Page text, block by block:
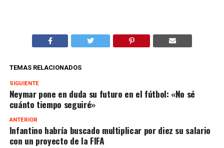
TEMAS RELACIONADOS
SIGUIENTE
Neymar pone en duda su futuro en el fútbol: «No sé
cuánto tiempo seguiré»
ANTERIOR
Infantino habría buscado multiplicar por diez su salario
con un proyecto de la FIFA